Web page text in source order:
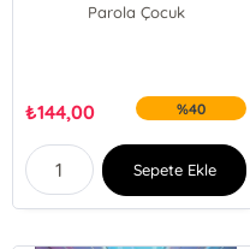
Parola Çocuk
₺144,00 %40
Sepete Ekle